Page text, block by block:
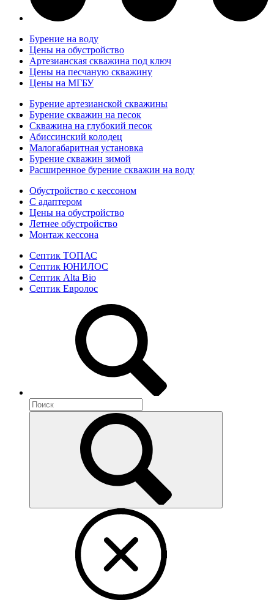
Бурение на воду
Цены на обустройство
Артезианская скважина под ключ
Цены на песчаную скважину
Цены на МГБУ
Бурение артезианской скважины
Бурение скважин на песок
Скважина на глубокий песок
Абиссинский колодец
Малогабаритная установка
Бурение скважин зимой
Расширенное бурение скважин на воду
Обустройство с кессоном
С адаптером
Цены на обустройство
Летнее обустройство
Монтаж кессона
Септик ТОПАС
Септик ЮНИЛОС
Септик Alta Bio
Септик Евролос